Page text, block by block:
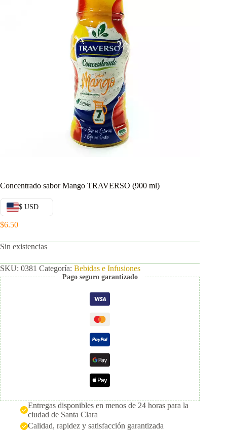
Concentrado sabor Mango TRAVERSO (900 ml)
$ USD
$6.50
Sin existencias
SKU: 0381 Categoría: Bebidas e Infusiones
Pago seguro garantizado
Entregas disponibles en menos de 24 horas para la
ciudad de Santa Clara
Calidad, rapidez y satisfacción garantizada